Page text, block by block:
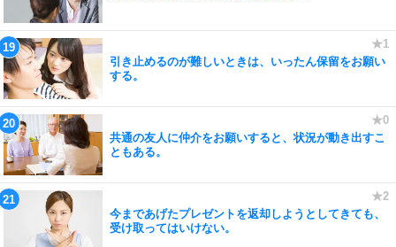
引き止めるのが難しいときは、いったん保留をお願い
する。
共通の友人に仲介をお願いすると、状況が動き出すこ
ともある。
今まであげたプレゼントを返却しようとしてきても、
受け取ってはいけない。